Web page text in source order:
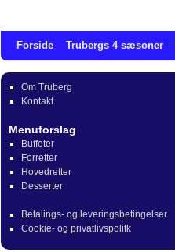
Forside Trubergs 4 sæsoner
Om Truberg
Kontakt
Menuforslag
Buffeter
Forretter
Hovedretter
Desserter
Betalings- og leveringsbetingelser
Cookie- og privatlivspolitk